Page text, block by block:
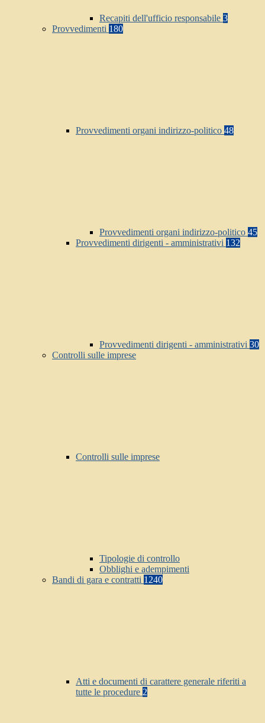
Recapiti dell'ufficio responsabile 3
Provvedimenti 180
Provvedimenti organi indirizzo-politico 48
Provvedimenti organi indirizzo-politico 45
Provvedimenti dirigenti - amministrativi 132
Provvedimenti dirigenti - amministrativi 30
Controlli sulle imprese
Controlli sulle imprese
Tipologie di controllo
Obblighi e adempimenti
Bandi di gara e contratti 1240
Atti e documenti di carattere generale riferiti a
tutte le procedure 2